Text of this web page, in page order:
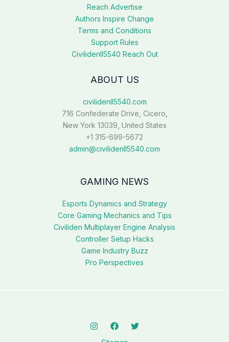
Reach Advertise
Authors Inspire Change
Terms and Conditions
Support Rules
Civilidenll5540 Reach Out
ABOUT US
civilidenll5540.com
716 Confederate Drive, Cicero,
New York 13039, United States
+1 315-699-5672
admin@civilidenll5540.com
GAMING NEWS
Esports Dynamics and Strategy
Core Gaming Mechanics and Tips
Civiliden Multiplayer Engine Analysis
Controller Setup Hacks
Game Industry Buzz
Pro Perspectives